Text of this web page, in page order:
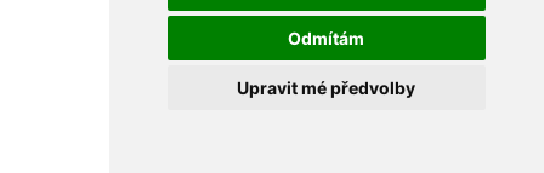
Odmítám
Upravit mé předvolby